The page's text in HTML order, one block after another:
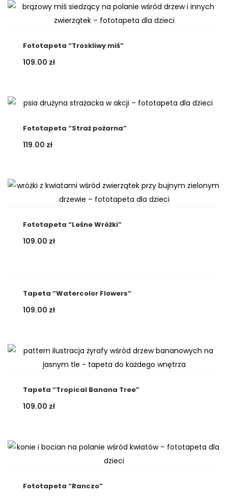
Fototapeta “Troskliwy miś”
109.00 zł
Fototapeta “Straż pożarna”
119.00 zł
Fototapeta “Leśne Wróżki”
109.00 zł
Tapeta “Watercolor Flowers”
109.00 zł
Tapeta “Tropical Banana Tree”
109.00 zł
Fototapeta “Ranczo”